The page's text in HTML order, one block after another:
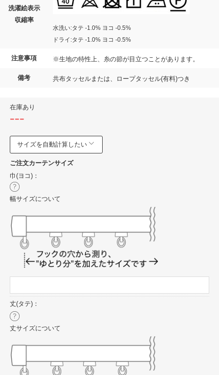
洗濯絵表示
収縮率
水洗い:タテ -1.0% ヨコ -0.5%
ドライ:タテ -1.0% ヨコ -0.5%
注意事項 ※生地の特性上、糸の節が目立つことがあります。
備考 共布タッセルまたは、ロープタッセル(有料)つき
在庫あり
---
サイズを自動計算したい
ご注文カーテンサイズ
巾(ヨコ)：
幅サイズについて
丈(タテ)：
丈サイズについて